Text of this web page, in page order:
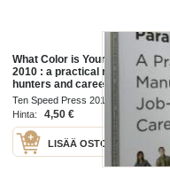
What Color is Your Parachute?
2010 : a practical manual fro
hunters and career-changers
Ten Speed Press 2010
Hinta:
4,50 €
LISÄÄ OSTOSKORIIN